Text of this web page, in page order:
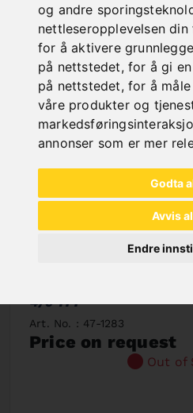
og andre
nettleseropplevelsen
for å aktivere
på nettstedet,for å gi
på nettstedet,for å
våre produkter og
annonser som er mer
Godta
Avvis
Endre
4/6 TPI
Art. No. : 47-1283
Price on request
Out of